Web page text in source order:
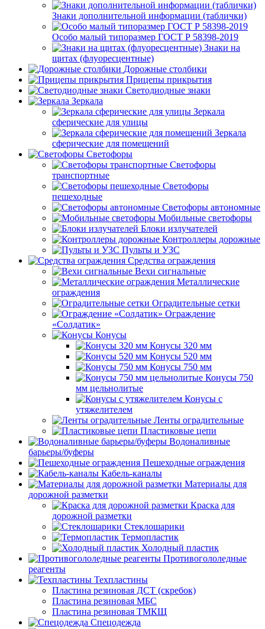
Знаки дополнительной информации (таблички)
Особо малый типоразмер ГОСТ Р 58398-2019
Знаки на
щитах (флуоресцентные)
Дорожные столбики
Прицепы прикрытия
Светодиодные знаки
Зеркала
Зеркала
сферические для улицы
Зеркала
сферические для помещений
Светофоры
Светофоры
транспортные
Светофоры
пешеходные
Светофоры автономные
Мобильные светофоры
Блоки излучателей
Контроллеры дорожные
Пульты и УЗС
Средства ограждения
Вехи сигнальные
Металлические
ограждения
Оградительные сетки
Ограждение
«Солдатик»
Конусы
Конусы 320 мм
Конусы 520 мм
Конусы 750 мм
Конусы 750
мм цельнолитые
Конусы с
утяжелителем
Ленты оградительные
Пластиковые цепи
Водоналивные
барьеры/буферы
Пешеходные ограждения
Кабель-каналы
Материалы для
дорожной разметки
Краска для
дорожной разметки
Стеклошарики
Термопластик
Холодный пластик
Противогололедные
реагенты
Техпластины
Пластина резиновая ДСТ (скребок)
Пластина резиновая МБС
Пластина резиновая ТМКЩ
Спецодежда